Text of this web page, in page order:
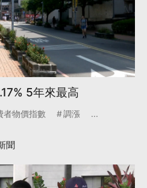
5年來最高
者物價指數 調漲 ...
聞